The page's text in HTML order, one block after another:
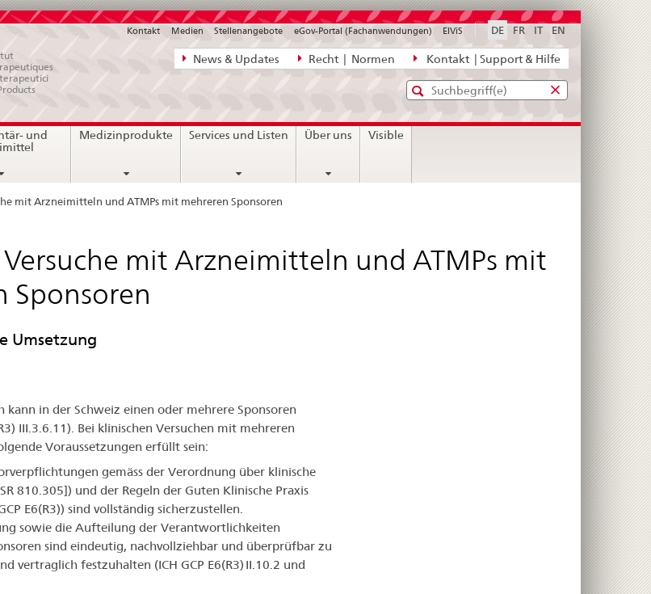
Direktnavigation
News,
Kontakt
News & Updates Recht | Normen Kontakt | Support & Hilfe
DE FR IT EN
Kontakt Medien Stellenangebote eGov-Portal (Fachanwendungen) ElViS
Standard-
Suche
Eingabefenster
diefür
und
Medizinprodukte Services und Listen Über uns Visible
mit Arzneimitteln und ATMPs mit mehreren Sponsoren
mit Arzneimitteln und ATMPs mit
Sponsoren
Umsetzung
kann in der Schweiz einen oder mehrere Sponsoren
III.3.6.11). Bei klinischen Versuchen mit mehreren
Voraussetzungen erfüllt sein:
gemäss der Verordnung über klinische
810.305]) und der Regeln der Guten Klinische Praxis
E6(R3)) sind vollständig sicherzustellen.
sowie die Aufteilung der Verantwortlichkeiten
sind eindeutig, nachvollziehbar und überprüfbar zu
vertraglich festzuhalten (ICH GCP E6(R3) II.10.2 und